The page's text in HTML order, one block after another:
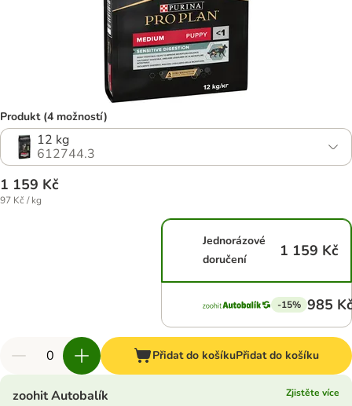
Produkt (4 možností)
12 kg
612744.3
1 159 Kč
97 Kč / kg
Jednorázové
doručení
1 159 Kč
-15% 985
Přidat do košíkuPřidat do košíku
zoohit Autobalík
Zjistěte více